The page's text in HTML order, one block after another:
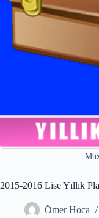
2015-2016 Lise Yıllık
Ömer Hoca